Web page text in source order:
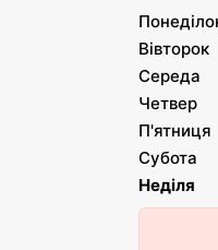
Вівторок
Середа
Четвер
П'ятниця
Субота
Неділя